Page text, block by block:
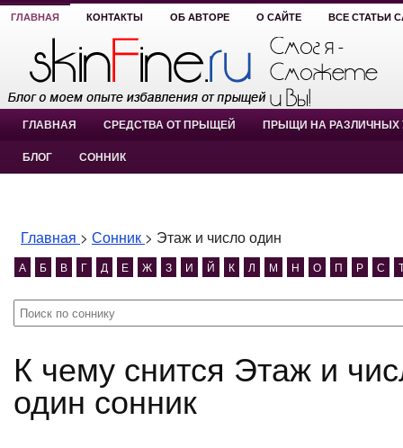
ГЛАВНАЯ КОНТАКТЫ ОБ АВТОРЕ О САЙТЕ ВСЕ СТАТЬИ
ГЛАВНАЯ СРЕДСТВА ОТ ПРЫЩЕЙ ПРЫЩИ НА РАЗЛИЧНЫХ
БЛОГ СОННИК
Главная > Сонник > Этаж и число один
А Б В Г Д Е Ж З И Й К Л М Н О П Р С
К чему снится Этаж и число один? Этаж и число
один сонник